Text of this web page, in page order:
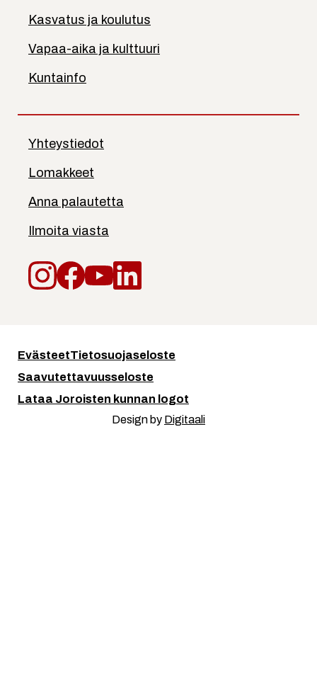
Kasvatus ja koulutus
Vapaa-aika ja kulttuuri
Kuntainfo
Yhteystiedot
Lomakkeet
Anna palautetta
Ilmoita viasta
Instagram
Facebook
YouTube
LinkedIn
EvästeetTietosuojaseloste
Saavutettavuusseloste
Lataa Joroisten kunnan logot
Design by Digitaali